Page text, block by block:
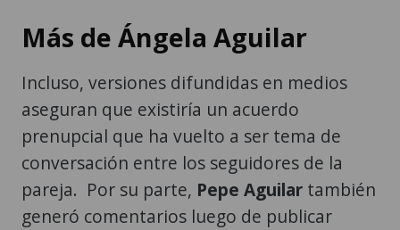
Más de Ángela Aguilar
Incluso, versiones difundidas en medios
aseguran que existiría un acuerdo
prenupcial que ha vuelto a ser tema de
conversación entre los seguidores de la
pareja. Por su parte, Pepe Aguilar también
generó comentarios luego de publicar